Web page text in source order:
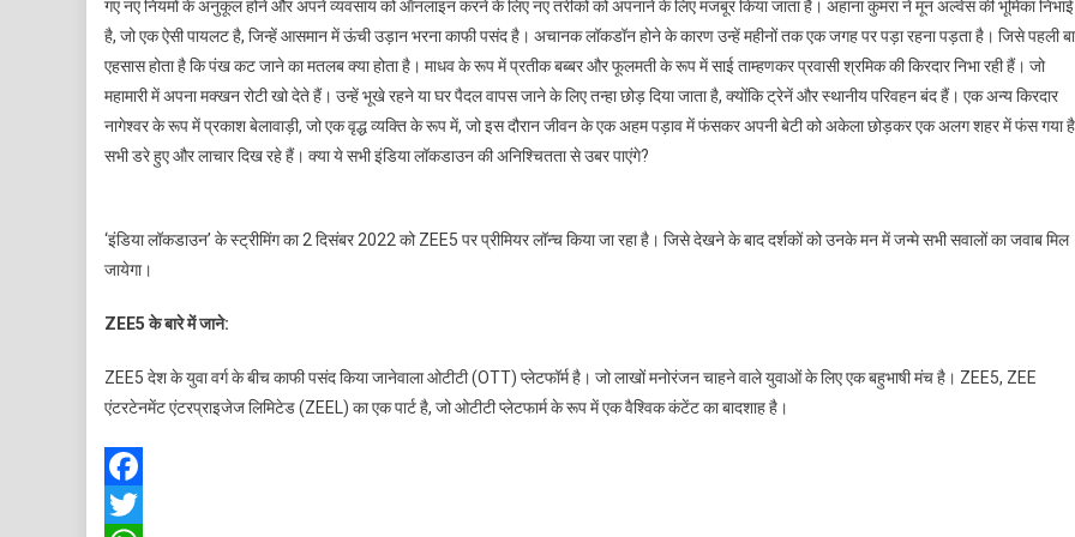
गए नए नियमों के अनुकूल होने और अपने व्यवसाय को ऑनलाइन करने के लिए नए तरीकों को अपनाने के लिए मजबूर किया जाता है। अहाना कुमरा ने मून अल्वेस की भूमिका निभाई
है, जो एक ऐसी पायलट है, जिन्हें आसमान में ऊंची उड़ान भरना काफी पसंद है। अचानक लॉकडॉन होने के कारण उन्हें महीनों तक एक जगह पर पड़ा रहना पड़ता है। जिसे पहली
एहसास होता है कि पंख कट जाने का मतलब क्या होता है। माधव के रूप में प्रतीक बब्बर और फूलमती के रूप में साई ताम्हणकर प्रवासी श्रमिक की किरदार निभा रही हैं। जो
महामारी में अपना मक्खन रोटी खो देते हैं। उन्हें भूखे रहने या घर पैदल वापस जाने के लिए तन्हा छोड़ दिया जाता है, क्योंकि ट्रेनें और स्थानीय परिवहन बंद हैं। एक अन्य किरदार
नागेश्वर के रूप में प्रकाश बेलावाड़ी, जो एक वृद्ध व्यक्ति के रूप में, जो इस दौरान जीवन के एक अहम पड़ाव में फंसकर अपनी बेटी को अकेला छोड़कर एक अलग शहर में फंस गया
सभी डरे हुए और लाचार दिख रहे हैं। क्या ये सभी इंडिया लॉकडाउन की अनिश्चितता से उबर पाएंगे?
‘इंडिया लॉकडाउन’ के स्ट्रीमिंग का 2 दिसंबर 2022 को ZEE5 पर प्रीमियर लॉन्च किया जा रहा है। जिसे देखने के बाद दर्शकों को उनके मन में जन्मे सभी सवालों का जवाब मिल
जायेगा।
ZEE5के बारे में जाने:
ZEE5 देश के युवा वर्ग के बीच काफी पसंद किया जानेवाला ओटीटी (OTT) प्लेटफॉर्म है। जो लाखों मनोरंजन चाहने वाले युवाओं के लिए एक बहुभाषी मंच है। ZEE5, ZEE
एंटरटेनमेंट एंटरप्राइजेज लिमिटेड (ZEEL) का एक पार्ट है, जो ओटीटी प्लेटफार्म के रूप में एक वैश्विक कंटेंट का बादशाह है।
Facebook